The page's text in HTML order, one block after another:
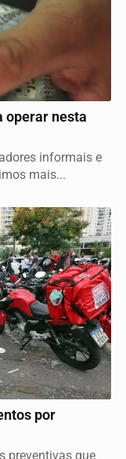
operar nesta
informais e
mais...
por
preventivas que